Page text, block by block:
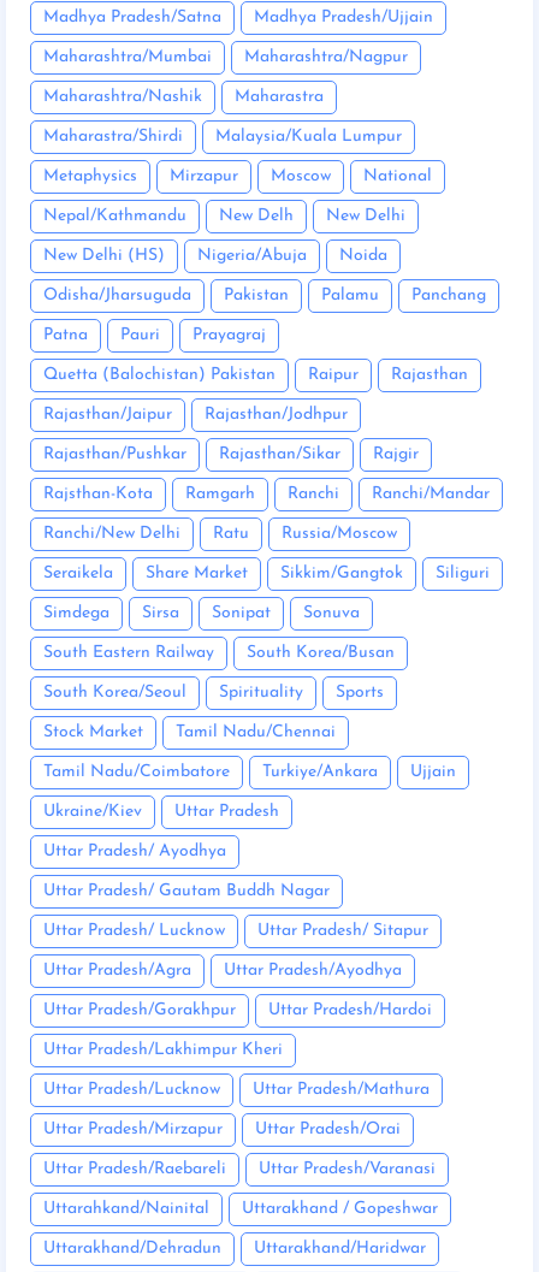
Madhya Pradesh/Satna Madhya Pradesh/Ujjain
Maharashtra/Mumbai Maharashtra/Nagpur
Maharashtra/Nashik Maharastra
Maharastra/Shirdi Malaysia/Kuala Lumpur
Metaphysics Mirzapur Moscow National
Nepal/Kathmandu New Delh New Delhi
New Delhi (HS) Nigeria/Abuja Noida
Odisha/Jharsuguda Pakistan Palamu Panchang
Patna Pauri Prayagraj
Quetta (Balochistan) Pakistan Raipur Rajasthan
Rajasthan/Jaipur Rajasthan/Jodhpur
Rajasthan/Pushkar Rajasthan/Sikar Rajgir
Rajsthan-Kota Ramgarh Ranchi Ranchi/Mandar
Ranchi/New Delhi Ratu Russia/Moscow
Seraikela Share Market Sikkim/Gangtok Siliguri
Simdega Sirsa Sonipat Sonuva
South Eastern Railway South Korea/Busan
South Korea/Seoul Spirituality Sports
Stock Market Tamil Nadu/Chennai
Tamil Nadu/Coimbatore Turkiye/Ankara Ujjain
Ukraine/Kiev Uttar Pradesh
Uttar Pradesh/ Ayodhya
Uttar Pradesh/ Gautam Buddh Nagar
Uttar Pradesh/ Lucknow Uttar Pradesh/ Sitapur
Uttar Pradesh/Agra Uttar Pradesh/Ayodhya
Uttar Pradesh/Gorakhpur Uttar Pradesh/Hardoi
Uttar Pradesh/Lakhimpur Kheri
Uttar Pradesh/Lucknow Uttar Pradesh/Mathura
Uttar Pradesh/Mirzapur Uttar Pradesh/Orai
Uttar Pradesh/Raebareli Uttar Pradesh/Varanasi
Uttarahkand/Nainital Uttarakhand / Gopeshwar
Uttarakhand/Dehradun Uttarakhand/Haridwar